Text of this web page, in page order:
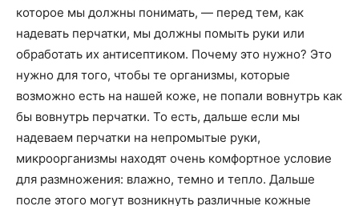
которое мы должны понимать, — перед тем, как
надевать перчатки, мы должны помыть руки или
обработать их антисептиком. Почему это нужно? Это
нужно для того, чтобы те организмы, которые
возможно есть на нашей коже, не попали вовнутрь как
бы вовнутрь перчатки. То есть, дальше если мы
надеваем перчатки на непромытые руки,
микроорганизмы находят очень комфортное условие
для размножения: влажно, темно и тепло. Дальше
после этого могут возникнуть различные кожные